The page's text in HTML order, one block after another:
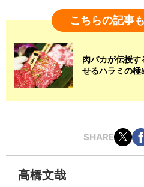
こちらの記事
肉バカが伝授
せるハラミの極
SHARE
高橋文哉